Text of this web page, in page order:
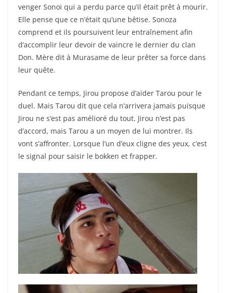
venger Sonoi qui a perdu parce qu’il était prêt à mourir.
Elle pense que ce n’était qu’une bêtise. Sonoza
comprend et ils poursuivent leur entraînement afin
d’accomplir leur devoir de vaincre le dernier du clan
Don. Mère dit à Murasame de leur prêter sa force dans
leur quête.
Pendant ce temps, Jirou propose d’aider Tarou pour le
duel. Mais Tarou dit que cela n’arrivera jamais puisque
Jirou ne s’est pas amélioré du tout. Jirou n’est pas
d’accord, mais Tarou a un moyen de lui montrer. Ils
vont s’affronter. Lorsque l’un d’eux cligne des yeux, c’est
le signal pour saisir le bokken et frapper.